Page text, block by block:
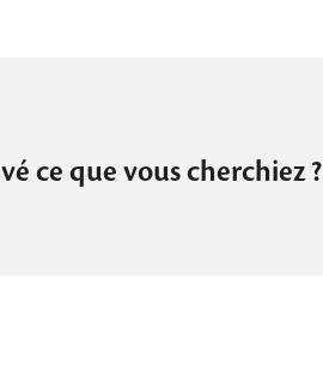
ce que vous cherchiez ?